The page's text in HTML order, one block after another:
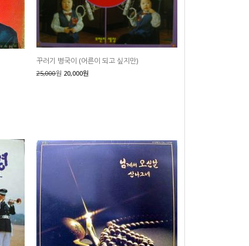
꾸러기 병국이 (어른이 되고 싶지만)
25,000원 20,000원